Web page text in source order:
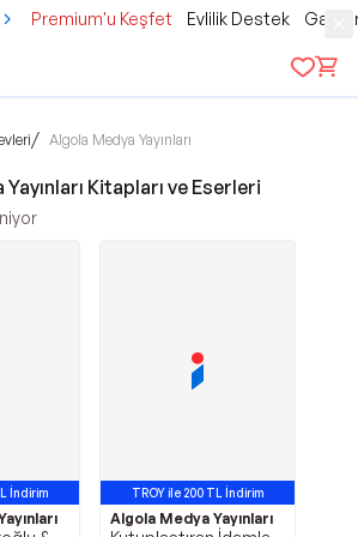
Premium'u Keşfet Evlilik Destek
/ Algola Medya Yayınları
Kitapları ve Eserleri
İndirim TROY ile 200 TL İndirim
Algola Medya Yayınları